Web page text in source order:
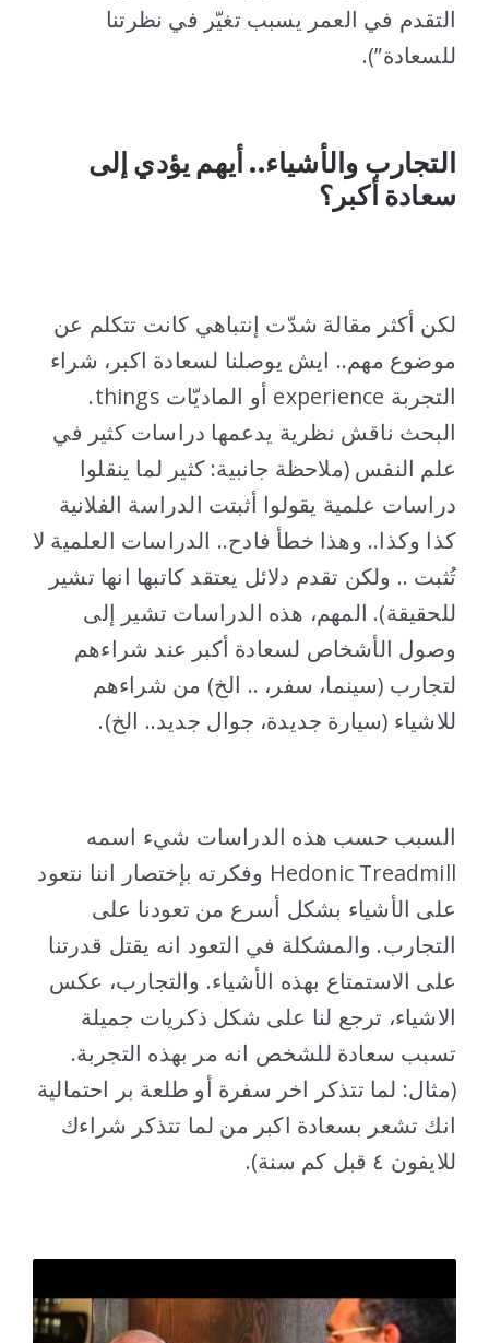
التقدم في العمر يسبب تغيّر في نظرتنا
للسعادة”).
التجارب والأشياء.. أيهم يؤدي إلى
سعادة أكبر؟
لكن أكثر مقالة شدّت إنتباهي كانت تتكلم عن
موضوع مهم.. ايش يوصلنا لسعادة اكبر، شراء
التجربة experience أو الماديّات things.
البحث ناقش نظرية يدعمها دراسات كثير في
علم النفس (ملاحظة جانبية: كثير لما ينقلوا
دراسات علمية يقولوا أثبتت الدراسة الفلانية
كذا وكذا.. وهذا خطأ فادح.. الدراسات العلمية لا
تُثبت .. ولكن تقدم دلائل يعتقد كاتبها انها تشير
للحقيقة). المهم، هذه الدراسات تشير إلى
وصول الأشخاص لسعادة أكبر عند شراءهم
لتجارب (سينما، سفر، .. الخ) من شراءهم
للاشياء (سيارة جديدة، جوال جديد.. الخ).
السبب حسب هذه الدراسات شيء اسمه
Hedonic Treadmill وفكرته بإختصار اننا نتعود
على الأشياء بشكل أسرع من تعودنا على
التجارب. والمشكلة في التعود انه يقتل قدرتنا
على الاستمتاع بهذه الأشياء. والتجارب، عكس
الاشياء، ترجع لنا على شكل ذكريات جميلة
تسبب سعادة للشخص انه مر بهذه التجربة.
(مثال: لما تتذكر اخر سفرة أو طلعة بر احتمالية
انك تشعر بسعادة اكبر من لما تتذكر شراءك
للايفون ٤ قبل كم سنة).